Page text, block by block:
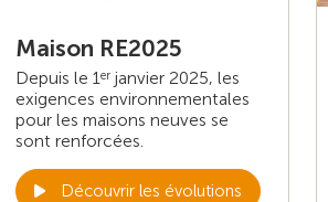
Maison RE2025
Depuis le 1 er janvier 2025, les
exigences environnementales
pour les maisons neuves se
sont renforcées.
Découvrir les évolutions